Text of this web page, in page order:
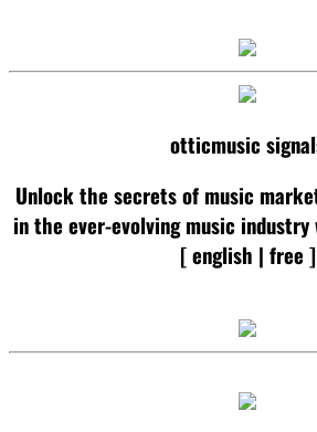
otticmusic
Unlock the secrets of music
in the ever-evolving music
[ english | free ]